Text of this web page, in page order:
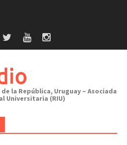
de la República, Uruguay – Asociada
Universitaria (RIU)